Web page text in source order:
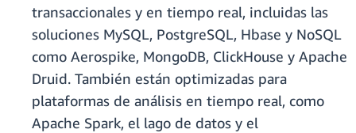
transaccionales y en tiempo real, incluidas las
soluciones MySQL, PostgreSQL, Hbase y NoSQL
como Aerospike, MongoDB, ClickHouse y Apache
Druid. También están optimizadas para
plataformas de análisis en tiempo real, como
Apache Spark, el lago de datos y el